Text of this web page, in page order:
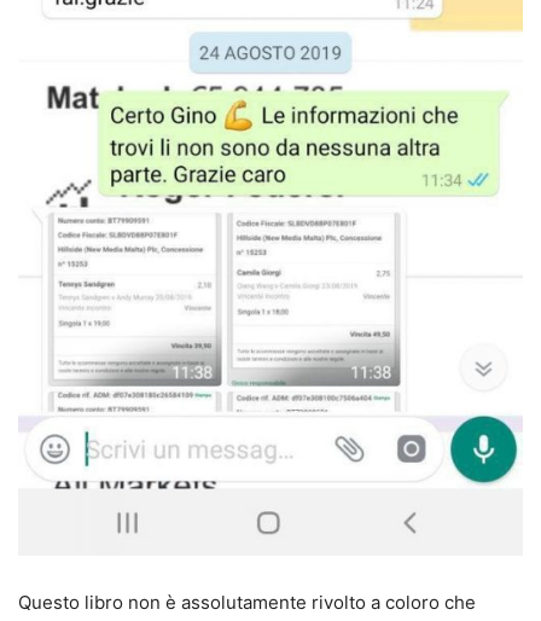
Questo libro non è assolutamente rivolto a coloro che